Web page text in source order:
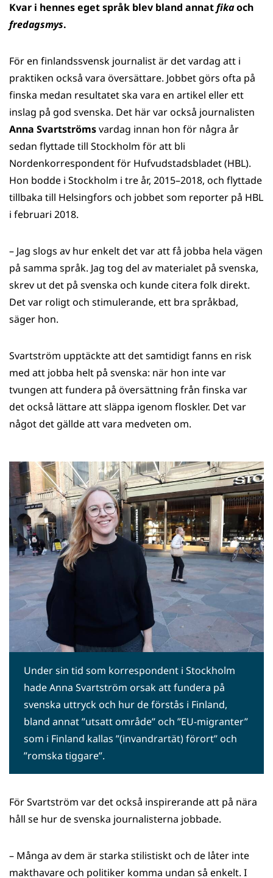
Kvar i hennes eget språk blev bland annatfikaoch
fredagsmys.
För en finlandssvensk journalist är det vardag att i
praktiken också vara översättare. Jobbet görs ofta på
finska medan resultatet ska vara en artikel eller ett
inslag på god svenska. Det här var också journalisten
Anna Svartströmsvardag innan hon för några år
sedan flyttade till Stockholm för att bli
Nordenkorrespondent för Hufvudstadsbladet (HBL).
Hon bodde i Stockholm i tre år, 2015–2018, och flyttade
tillbaka till Helsingfors och jobbet som reporter på HBL
i februari 2018.
– Jag slogs av hur enkelt det var att få jobba hela vägen
på samma språk. Jag tog del av materialet på svenska,
skrev ut det på svenska och kunde citera folk direkt.
Det var roligt och stimulerande, ett bra språkbad,
säger hon.
Svartström upptäckte att det samtidigt fanns en risk
med att jobba helt på svenska: när hon inte var
tvungen att fundera på översättning från finska var
det också lättare att släppa igenom floskler. Det var
något det gällde att vara medveten om.
Under sin tid som korrespondent i Stockholm
hade Anna Svartström orsak att fundera på
svenska uttryck och hur de förstås i Finland,
bland annat ”utsatt område” och ”EU-migranter”
som i Finland kallas ”(invandrartät) förort” och
”romska tiggare”.
För Svartström var det också inspirerande att på nära
håll se hur de svenska journalisterna jobbade.
– Många av dem är starka stilistiskt och de låter inte
makthavare och politiker komma undan så enkelt. I